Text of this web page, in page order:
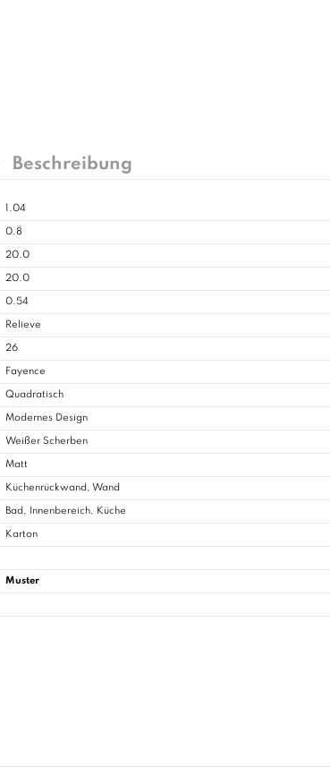
Beschreibung
1.04
0.8
20.0
20.0
0.54
Relieve
26
Fayence
Quadratisch
Modernes Design
Weißer Scherben
Matt
Küchenrückwand, Wand
Bad, Innenbereich, Küche
Karton
Muster